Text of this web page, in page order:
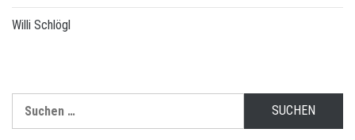
Willi Schlögl
nach: